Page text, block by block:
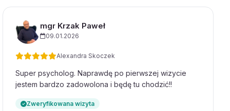
mgr Krzak Paweł
09.01.2026
Alexandra Skoczek
Super psycholog. Naprawdę po pierwszej wizycie
jestem bardzo zadowolona i będę tu chodzić!!
Zweryfikowana wizyta